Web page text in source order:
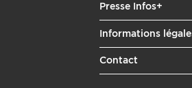
Presse Infos+
Informations
Contact